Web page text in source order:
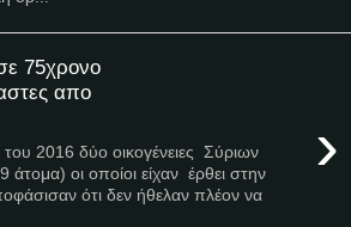
75χρονο
απο
›
του 2016 δύο οικογένειες Σύριων
άτομα) οι οποίοι είχαν έρθει στην
ότι δεν ήθελαν πλέον να